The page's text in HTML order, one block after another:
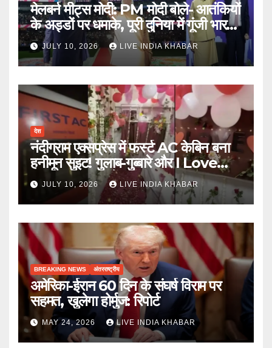
मेलबर्न मीट्स मोदी: PM मोदी बोले- आतंकियों
के अड्डों पर धमाके, पूरी दुनिया में गूंजी भारत
की ताकत
JULY 10, 2026 LIVE INDIA KHABAR
देश
नंदीग्राम एक्सप्रेस में फर्स्ट AC केबिन बना
हनीमून सुइट! गुलाब-गुब्बारे और I Love
You, TTE सस्पेंड
JULY 10, 2026 LIVE INDIA KHABAR
BREAKING NEWS अंतरराष्ट्रीय
अमेरिका-ईरान 60 दिन के संघर्ष विराम पर
सहमत, खुलेगा होर्मुज: रिपोर्ट
MAY 24, 2026 LIVE INDIA KHABAR